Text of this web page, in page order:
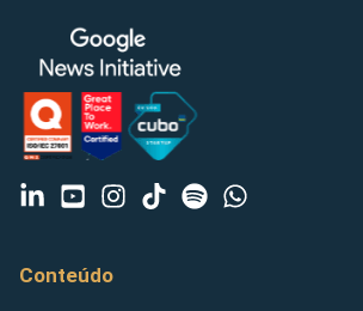
Conteúdo